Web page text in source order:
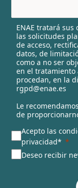
l
e
c
t
e
d
ENAE tratará
las solicitudes
de acceso,
datos, de
como a no ser
en el tratamiento
procedan, en la
rgpd@enae.es
Le
de
Acepto las
privacidad*
Deseo recibir